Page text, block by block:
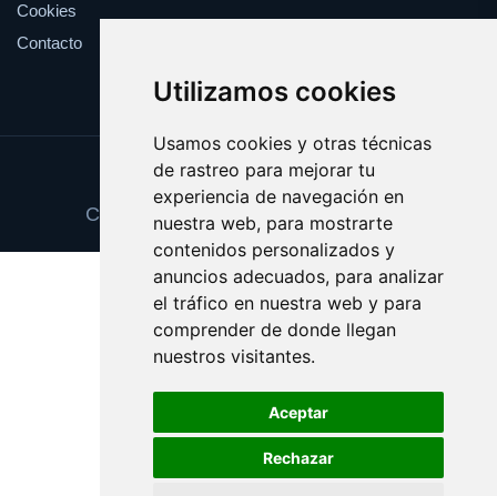
Utilizamos cookies
Usamos cookies y otras técnicas
de rastreo para mejorar tu
experiencia de navegación en
nuestra web, para mostrarte
contenidos personalizados y
anuncios adecuados, para analizar
el tráfico en nuestra web y para
comprender de donde llegan
nuestros visitantes.
Aceptar
Rechazar
Cookies
Contacto
Update cookies preferences
Copyright © 2025 fondogarantia.com